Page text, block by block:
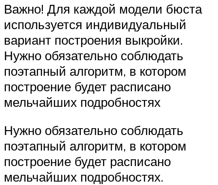
Важно! Для каждой модели бюста
используется индивидуальный
вариант построения выкройки.
Нужно обязательно соблюдать
поэтапный алгоритм, в котором
построение будет расписано
мельчайших подробностях
Нужно обязательно соблюдать
поэтапный алгоритм, в котором
построение будет расписано
мельчайших подробностях.